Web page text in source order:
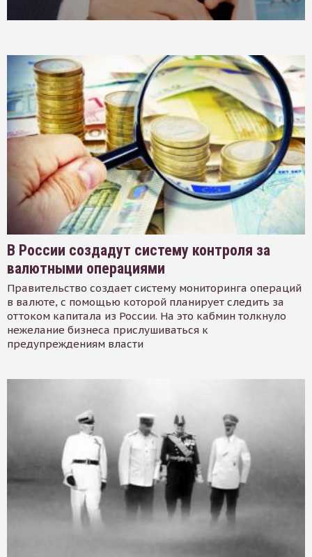
В России создадут систему контроля за
валютными операциями
Правительство создает систему мониторинга операций
в валюте, с помощью которой планирует следить за
оттоком капитала из России. На это кабмин толкнуло
нежелание бизнеса прислушиваться к
предупреждениям власти